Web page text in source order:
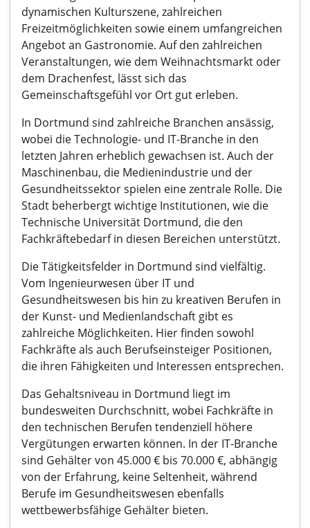
dynamischen Kulturszene, zahlreichen
Freizeitmöglichkeiten sowie einem umfangreichen
Angebot an Gastronomie. Auf den zahlreichen
Veranstaltungen, wie dem Weihnachtsmarkt oder
dem Drachenfest, lässt sich das
Gemeinschaftsgefühl vor Ort gut erleben.
In Dortmund sind zahlreiche Branchen ansässig,
wobei die Technologie- und IT-Branche in den
letzten Jahren erheblich gewachsen ist. Auch der
Maschinenbau, die Medienindustrie und der
Gesundheitssektor spielen eine zentrale Rolle. Die
Stadt beherbergt wichtige Institutionen, wie die
Technische Universität Dortmund, die den
Fachkräftebedarf in diesen Bereichen unterstützt.
Die Tätigkeitsfelder in Dortmund sind vielfältig.
Vom Ingenieurwesen über IT und
Gesundheitswesen bis hin zu kreativen Berufen in
der Kunst- und Medienlandschaft gibt es
zahlreiche Möglichkeiten. Hier finden sowohl
Fachkräfte als auch Berufseinsteiger Positionen,
die ihren Fähigkeiten und Interessen entsprechen.
Das Gehaltsniveau in Dortmund liegt im
bundesweiten Durchschnitt, wobei Fachkräfte in
den technischen Berufen tendenziell höhere
Vergütungen erwarten können. In der IT-Branche
sind Gehälter von 45.000 € bis 70.000 €, abhängig
von der Erfahrung, keine Seltenheit, während
Berufe im Gesundheitswesen ebenfalls
wettbewerbsfähige Gehälter bieten.